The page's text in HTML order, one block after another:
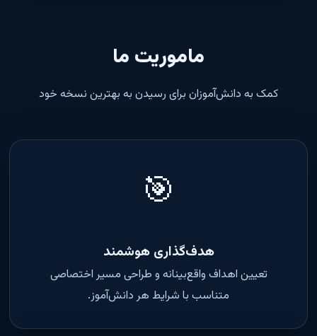
ماموریت ما
کمک به دانش‌آموزان برای رسیدن به بهترین نسخه خود
🎯
هدف‌گذاری هوشمند
تعیین اهداف واقع‌بینانه و طراحی مسیر اختصاصی
متناسب با شرایط هر دانش‌آموز.